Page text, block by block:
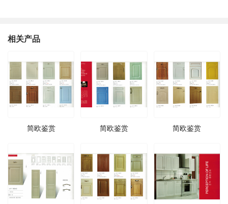
相关产品
简欧鉴赏 简欧鉴赏 简欧鉴赏